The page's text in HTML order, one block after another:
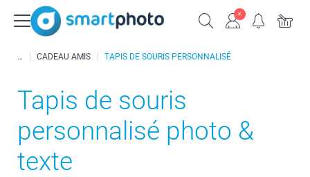
CADEAU AMIS TAPIS DE SOURIS PERSONNALISÉ
Tapis de souris
personnalisé photo &
texte